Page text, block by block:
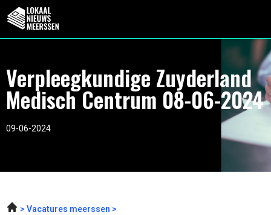
Verpleegkundige Zuyderland
Medisch Centrum 08-06-2024
09-06-2024
Vacatures meerssen